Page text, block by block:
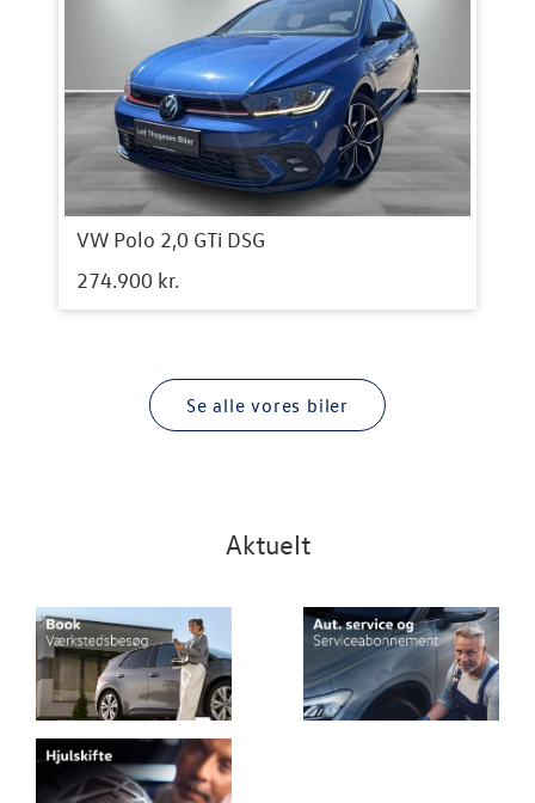
VW Polo 2,0 GTi DSG
274.900 kr.
Se alle vores biler
Aktuelt